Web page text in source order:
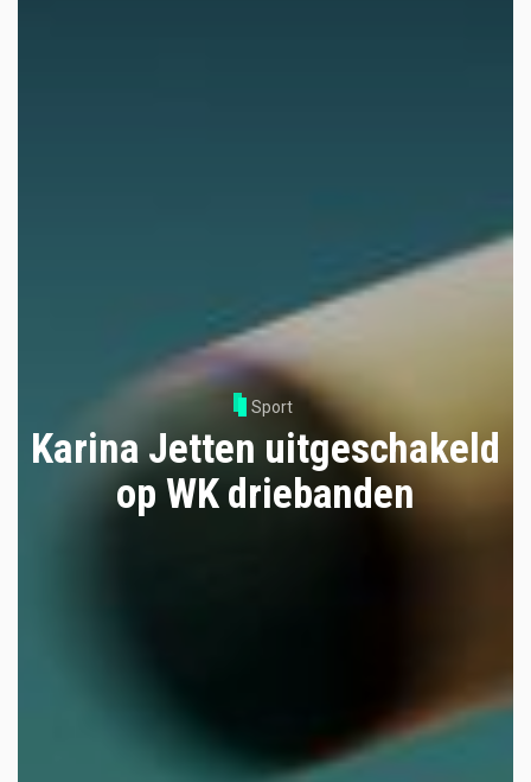
Sport
Karina Jetten uitgeschakeld
op WK driebanden